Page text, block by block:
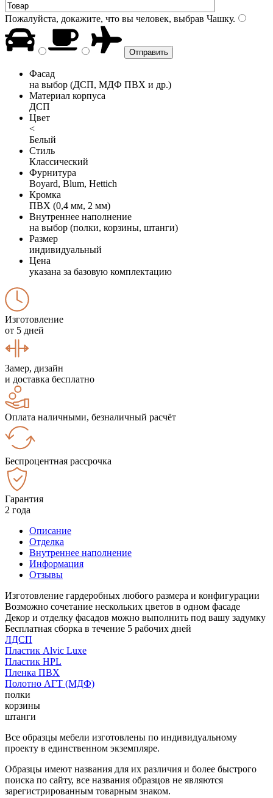
Пожалуйста, докажите, что вы человек, выбрав Чашку.
Фасад
на выбор (ДСП, МДФ ПВХ и др.)
Материал корпуса
ДСП
Цвет
<
Белый
Стиль
Классический
Фурнитура
Boyard, Blum, Hettich
Кромка
ПВХ (0,4 мм, 2 мм)
Внутреннее наполнение
на выбор (полки, корзины, штанги)
Размер
индивидуальный
Цена
указана за базовую комплектацию
Изготовление
от 5 дней
Замер, дизайн
и доставка бесплатно
Оплата наличными, безналичный расчёт
Беспроцентная рассрочка
Гарантия
2 года
Описание
Отделка
Внутреннее наполнение
Информация
Отзывы
Изготовление гардеробных любого размера и конфигурации
Возможно сочетание нескольких цветов в одном фасаде
Декор и отделку фасадов можно выполнить под вашу задумку
Бесплатная сборка в течение 5 рабочих дней
ЛДСП
Пластик Alvic Luxe
Пластик HPL
Пленка ПВХ
Полотно АГТ (МДФ)
полки
корзины
штанги
Все образцы мебели изготовлены по индивидуальному
проекту в единственном экземпляре.
Образцы имеют названия для их различия и более быстрого
поиска по сайту, все названия образцов не являются
зарегистрированным товарным знаком.